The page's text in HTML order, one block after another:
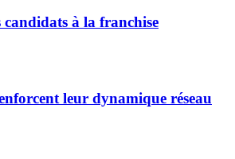
à la franchise
leur dynamique réseau